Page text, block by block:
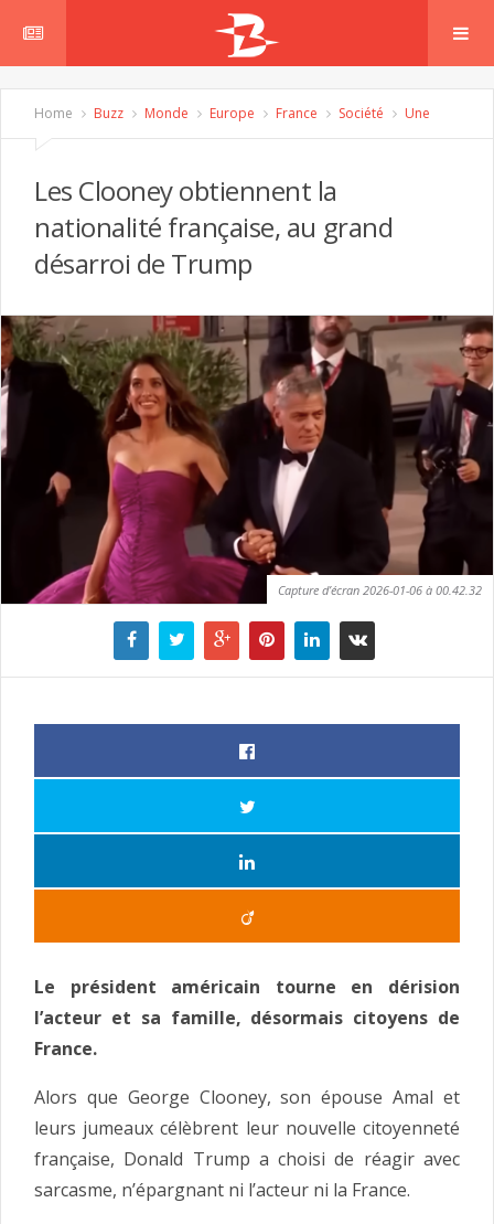
Home Buzz Monde Europe France Société Une
Les Clooney obtiennent la
nationalité française, au grand
désarroi de Trump
Capture d’écran 2026-01-06 à 00.42.32
Le président américain tourne en dérision
l’acteur et sa famille, désormais citoyens de
France.
Alors que George Clooney, son épouse Amal et
leurs jumeaux célèbrent leur nouvelle citoyenneté
française, Donald Trump a choisi de réagir avec
sarcasme, n’épargnant ni l’acteur ni la France.